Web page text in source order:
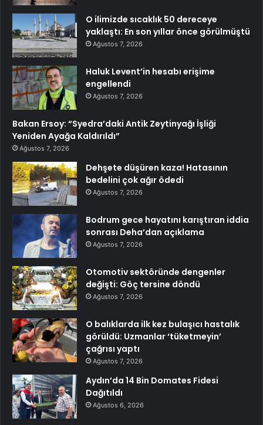
O ilimizde sıcaklık 50 dereceye
yaklaştı: En son yıllar önce görülmüştü
Ağustos 7, 2026
Haluk Levent’in hesabı erişime
engellendi
Ağustos 7, 2026
Bakan Ersoy: “Syedra’daki Antik Zeytinyağı İşliği
Yeniden Ayağa Kaldırıldı”
Ağustos 7, 2026
Dehşete düşüren kaza! Hatasının
bedelini çok ağır ödedi
Ağustos 7, 2026
Bodrum gece hayatını karıştıran iddia
sonrası Deha’dan açıklama
Ağustos 7, 2026
Otomotiv sektöründe dengenler
değişti: Göç tersine döndü
Ağustos 7, 2026
O balıklarda ilk kez bulaşıcı hastalık
görüldü: Uzmanlar ‘tüketmeyin’
çağrısı yaptı
Ağustos 7, 2026
Aydın’da 14 Bin Domates Fidesi
Dağıtıldı
Ağustos 6, 2026